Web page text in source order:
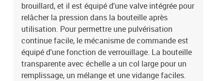
brouillard, et il est équipé d'une valve intégrée pour
relâcher la pression dans la bouteille après
utilisation. Pour permettre une pulvérisation
continue facile, le mécanisme de commande est
équipé d'une fonction de verrouillage. La bouteille
transparente avec échelle a un col large pour un
remplissage, un mélange et une vidange faciles.